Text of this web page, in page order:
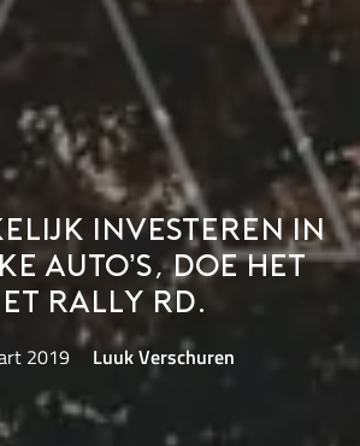
investeren in
auto’s, doe het
Rally Rd.
2019 Luuk Verschuren